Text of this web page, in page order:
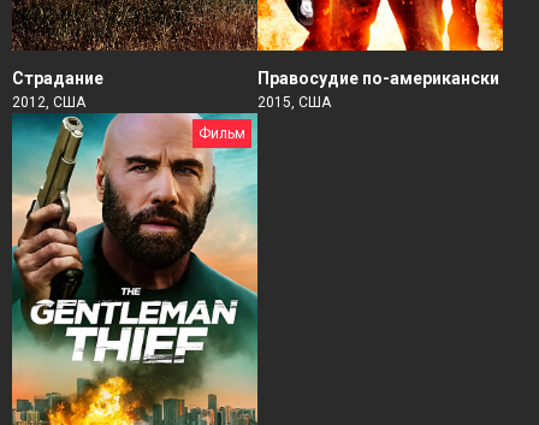
Страдание
2012, США
Правосудие по-американски
2015, США
Фильм